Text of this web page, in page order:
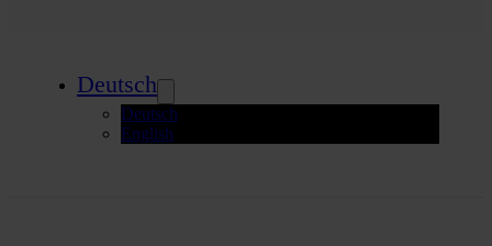
Deutsch
Deutsch
English